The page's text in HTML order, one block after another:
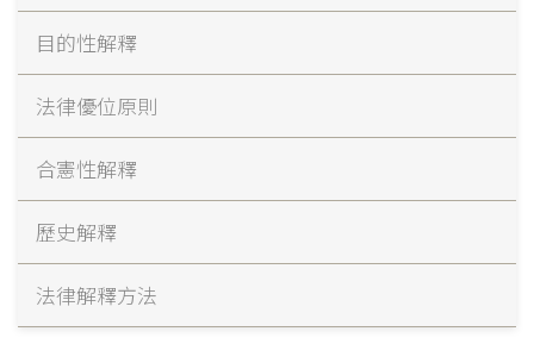
目的性解釋
法律優位原則
合憲性解釋
歷史解釋
法律解釋方法